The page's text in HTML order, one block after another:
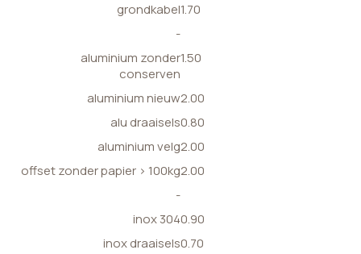
grondkabel1.70
-
aluminium zonder
conserven
1.50
aluminium nieuw2.00
alu draaisels0.80
aluminium velg2.00
offset zonder papier > 100kg2.00
-
inox 3040.90
inox draaisels0.70